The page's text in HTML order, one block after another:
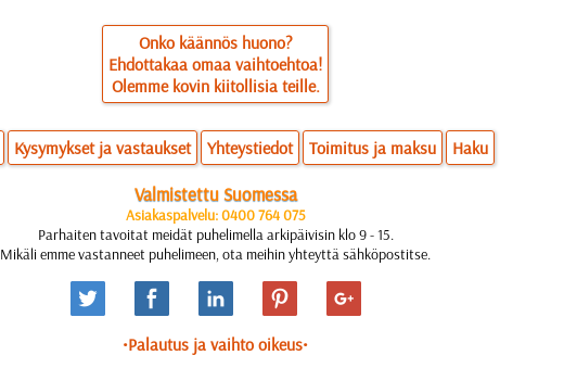
Onko käännös huono?
Ehdottakaa omaa vaihtoehtoa!
Olemme kovin kiitollisia teille.
Kysymykset ja vastaukset Yhteystiedot Toimitus ja maksu Haku
Valmistettu Suomessa
Asiakaspalvelu: 0400 764 075
Parhaiten tavoitat meidät puhelimella arkipäivisin klo 9 - 15.
Mikäli emme vastanneet puhelimeen, ota meihin yhteyttä sähköpostitse.
•Palautus ja vaihto oikeus•